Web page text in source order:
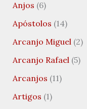
Anjos (6)
Apóstolos (14)
Arcanjo Miguel(2)
Arcanjo Rafael(5)
Arcanjos (11)
Artigos (1)